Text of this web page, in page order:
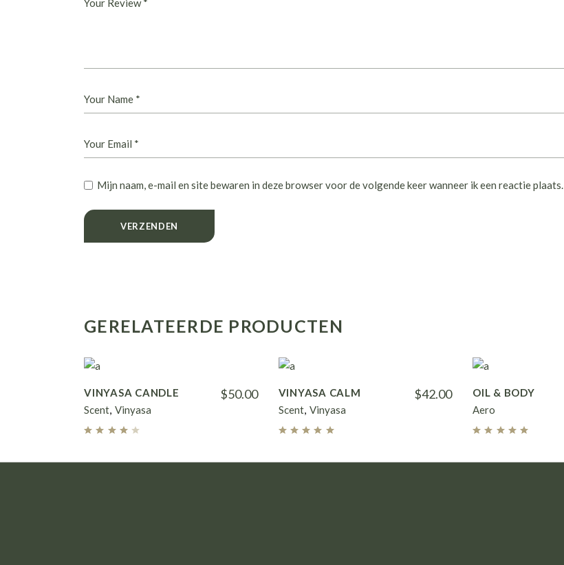
Mijn naam, e-mail en site bewaren in deze browser voor de volgende keer wanneer ik een reactie plaats.
VERZENDEN
GERELATEERDE PRODUCTEN
VINYASA CANDLE $50.00
Scent Vinyasa
VINYASA CALM $42.00
Scent Vinyasa
OIL & BODY
Aero